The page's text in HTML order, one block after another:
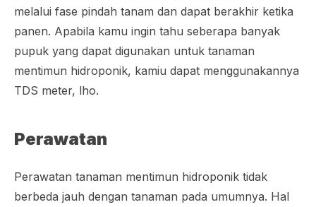
melalui fase pindah tanam dan dapat berakhir ketika
panen. Apabila kamu ingin tahu seberapa banyak
pupuk yang dapat digunakan untuk tanaman
mentimun hidroponik, kamiu dapat menggunakannya
TDS meter, lho.
Perawatan
Perawatan tanaman mentimun hidroponik tidak
berbeda jauh dengan tanaman pada umumnya. Hal